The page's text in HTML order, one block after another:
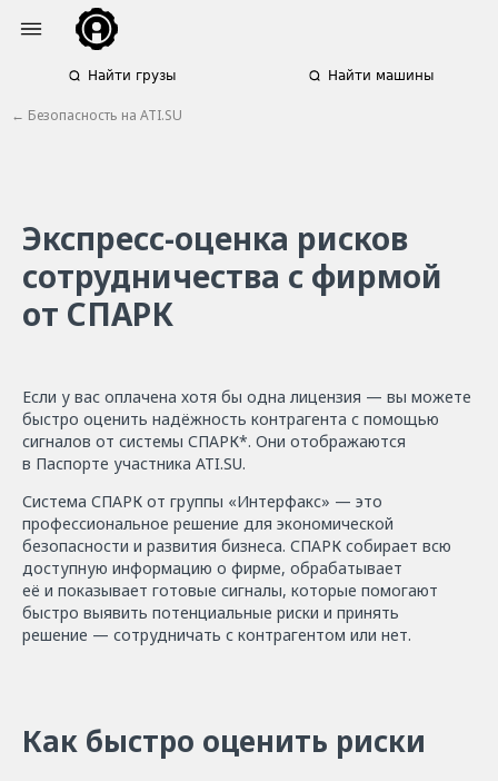
Найти грузы Найти машины
← Безопасность на ATI.SU
Экспресс-оценка рисков
сотрудничества с фирмой
от СПАРК
Если у вас оплачена хотя бы одна лицензия — вы можете
быстро оценить надёжность контрагента с помощью
сигналов от системы СПАРК*. Они отображаются
в Паспорте участника ATI.SU.
Система СПАРК от группы «Интерфакс» — это
профессиональное решение для экономической
безопасности и развития бизнеса. СПАРК собирает всю
доступную информацию о фирме, обрабатывает
её и показывает готовые сигналы, которые помогают
быстро выявить потенциальные риски и принять
решение — сотрудничать с контрагентом или нет.
Как быстро оценить риски